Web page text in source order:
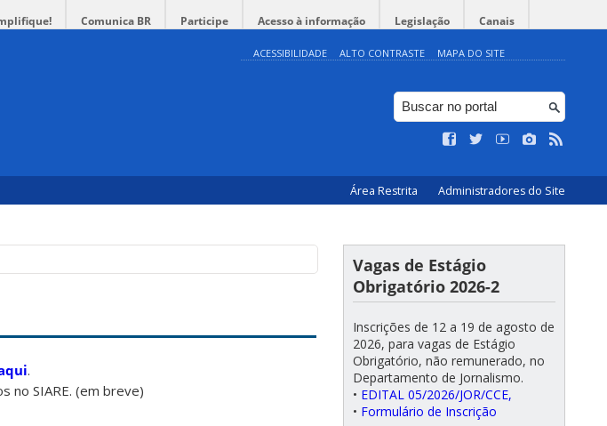
Comunica BR Participe Acesso à informação Legislação Canais
ACESSIBILIDADE ALTO CONTRASTE MAPA DO SITE
Área Restrita Administradores do Site
.
no SIARE. (em breve)
Vagas de Estágio
Obrigatório 2026-2
Inscrições de 12 a 19 de agosto de
2026, para vagas de Estágio
Obrigatório, não remunerado, no
Departamento de Jornalismo.
• EDITAL 05/2026/JOR/CCE,
• Formulário de Inscrição